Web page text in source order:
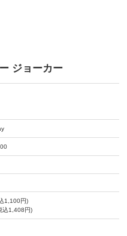
ジョーカー
1,100円)
込1,408円)